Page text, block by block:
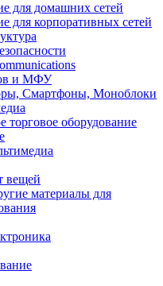
для домашних сетей
для корпоративных сетей
и МФУ
Смартфоны, Моноблоки
торговое оборудование
вещей
материалы для